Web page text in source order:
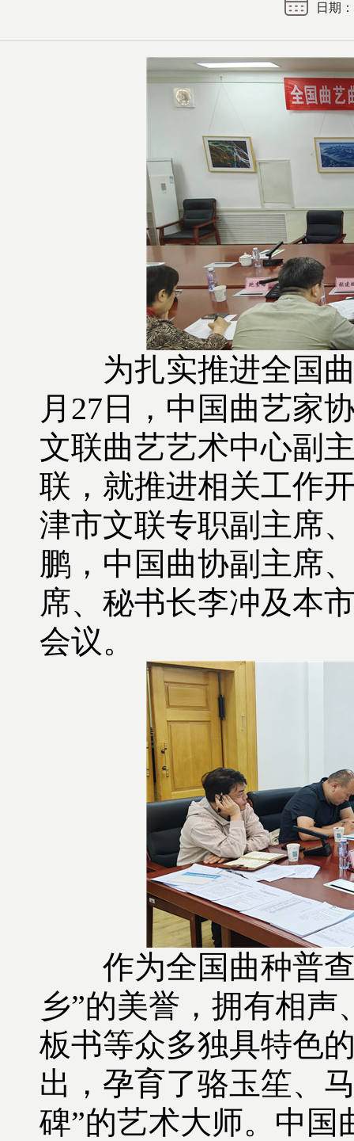
日期
为扎实推进全国曲
月27日，中国曲艺家
文联曲艺艺术中心副
联，就推进相关工作
津市文联专职副主席
鹏，中国曲协副主席
席、秘书长李冲及本
会议。
作为全国曲种普查
乡”的美誉，拥有相
板书等众多独具特色
出，孕育了骆玉笙、
碑”的艺术大师。中